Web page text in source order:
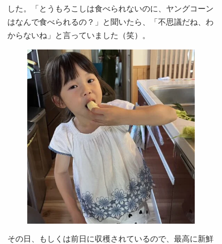
した。「とうもろこしは食べられないのに、ヤングコーン
はなんで食べられるの？」と聞いたら、「不思議だね、わ
からないね」と言っていました（笑）。
その日、もしくは前日に収穫されているので、最高に新鮮